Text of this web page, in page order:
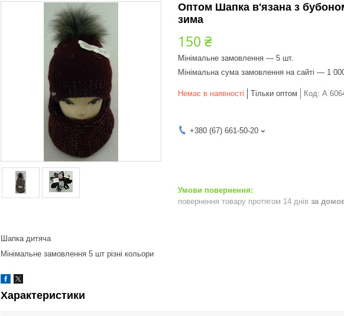
Оптом Шапка в'язана з
зима
150 ₴
Мінімальне замовлення — 5 шт.
Мінімальна сума замовлення на сайті — 1
Немає в наявності Тільки оптом Код: А
+380 (67) 661-50-20
повернення товару протягом 14 днів за
Шапка дитяча
Мінімальне замовлення 5 шт різні кольори
Характеристики